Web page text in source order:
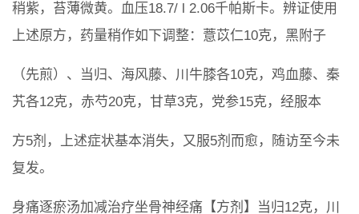
稍紫，苔薄微黄。血压18.7/ l 2.06千帕斯卡。辨证使用
上述原方，药量稍作如下调整：薏苡仁10克，黑附子
（先煎）、当归、海风藤、川牛膝各10克，鸡血藤、秦
艽各12克，赤芍20克，甘草3克，党参15克，经服本
方5剂，上述症状基本消失，又服5剂而愈，随访至今未
复发。
身痛逐瘀汤加减治疗坐骨神经痛【方剂】当归12克，川